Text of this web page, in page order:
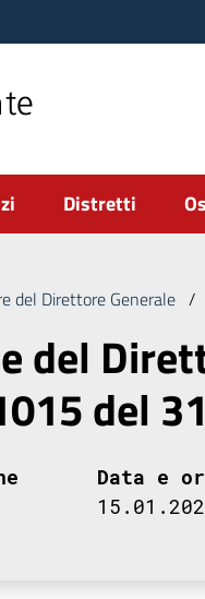
Distretti
del Direttore Generale /
del
del
Data e